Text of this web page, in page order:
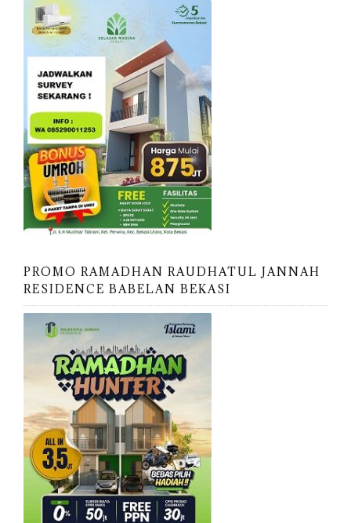
PROMO RAMADHAN RAUDHATUL JANNAH
RESIDENCE BABELAN BEKASI